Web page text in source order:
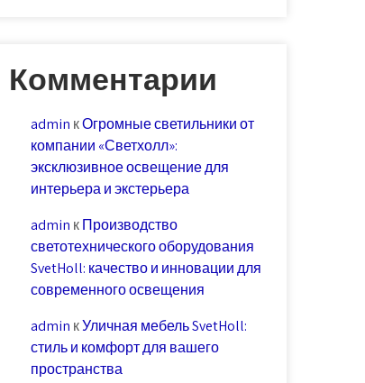
Комментарии
admin кОгромные светильники от
компании «Светхолл»:
эксклюзивное освещение для
интерьера и экстерьера
admin кПроизводство
светотехнического оборудования
SvetHoll: качество и инновации для
современного освещения
admin кУличная мебель SvetHoll:
стиль и комфорт для вашего
пространства